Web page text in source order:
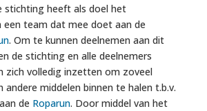
stichting heeft als doel het
een team dat mee doet aan de
. Om te kunnen deelnemen aan dit
de stichting en alle deelnemers
zich volledig inzetten om zoveel
andere middelen binnen te halen t.b.v.
de Roparun. Door middel van het